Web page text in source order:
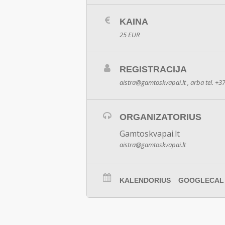
KAINA
25 EUR
REGISTRACIJA
aistra@gamtoskvapai.lt, arba tel.
ORGANIZATORIUS
Gamtoskvapai.lt
aistra@gamtoskvapai.lt
KALENDORIUS GOOGLECAL